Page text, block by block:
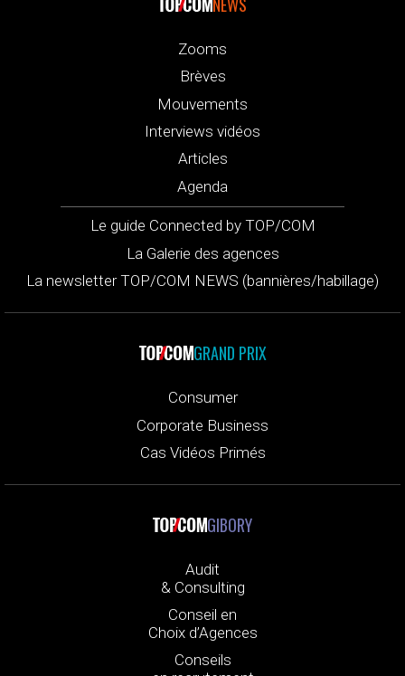
Zooms
Brèves
Mouvements
Interviews vidéos
Articles
Agenda
Le guide Connected by TOP/COM
La Galerie des agences
La newsletter TOP/COM NEWS (bannières/habillage)
GRAND PRIX
Consumer
Corporate Business
Cas Vidéos Primés
GIBORY
Audit
& Consulting
Conseil en
Choix d’Agences
Conseils